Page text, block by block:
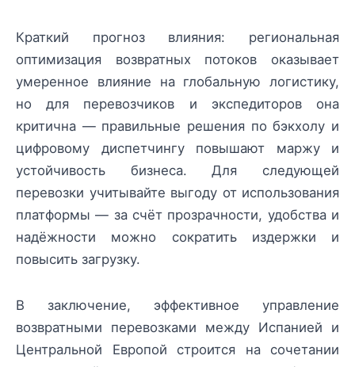
Краткий прогноз влияния: региональная
оптимизация возвратных потоков оказывает
умеренное влияние на глобальную логистику,
но для перевозчиков и экспедиторов она
критична — правильные решения по бэкхолу и
цифровому диспетчингу повышают маржу и
устойчивость бизнеса. Для следующей
перевозки учитывайте выгоду от использования
платформы — за счёт прозрачности, удобства и
надёжности можно сократить издержки и
повысить загрузку.
В заключение, эффективное управление
возвратными перевозками между Испанией и
Центральной Европой строится на сочетании